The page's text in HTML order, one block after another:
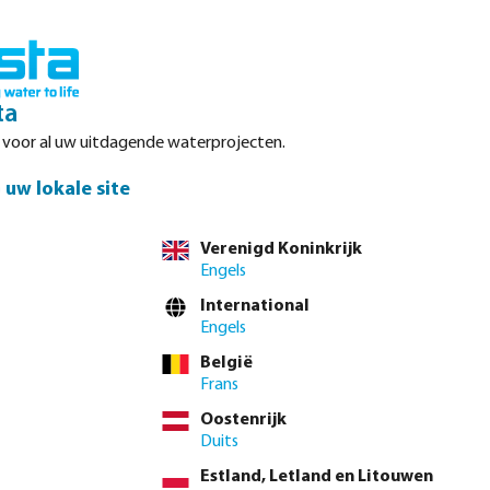
direct via de
is momenteel niet beschikbaar.)
optie is momenteel niet beschikbaar.)
(Deze optie is momenteel niet beschikbaar.)
(Deze optie is momenteel niet beschikbaar.)
neem contact op met de verkoopafdeling
voor al uw uitdagende waterprojecten.
uw lokale site
Verenigd Koninkrijk
Engels
International
Engels
België
Frans
Oostenrijk
Duits
Estland, Letland en Litouwen